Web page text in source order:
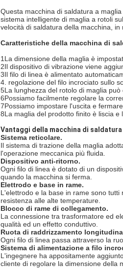
Questa macchina di saldatura a
sistema intelligente di maglia a rotoli
velocità di saldatura della macchina,
Caratteristiche della macchina di
1La dimensione della maglia è
2Il dispositivo di vibrazione viene
3Il filo di linea è alimentato
4. regolazione del filo incrociato sullo
5La lunghezza del rotolo di maglia
6Possiamo facilmente regolare la
7Possiamo impostare l'uscita e
8La maglia del prodotto finito è liscia e
Vantaggi della macchina di saldatura
Sistema reticolare.
Il sistema di trazione della maglia
l'operazione meccanica più fluida.
Dispositivo anti-ritorno.
Ogni filo di linea è dotato di un
quando la macchina si ferma.
Elettrodo e base in rame.
L'elettrodo e la base in rame sono
resistenza alle alte temperature.
Blocco di rame di collegamento.
La connessione tra trasformatore ed
qualità ed un effetto conduttivo.
Ruota di raddrizzamento
Ogni filo di linea passa attraverso la
Sistema di alimentazione a filo
L'ingegnere ha appositamente
cliente di regolare la dimensione della